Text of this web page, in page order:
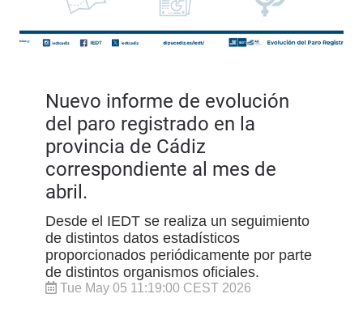
Nuevo informe de evolución
del paro registrado en la
provincia de Cádiz
correspondiente al mes de
abril.
Desde el IEDT se realiza un seguimiento
de distintos datos estadísticos
proporcionados periódicamente por parte
de distintos organismos oficiales.
Tue May 05 11:19:00 CEST 2026